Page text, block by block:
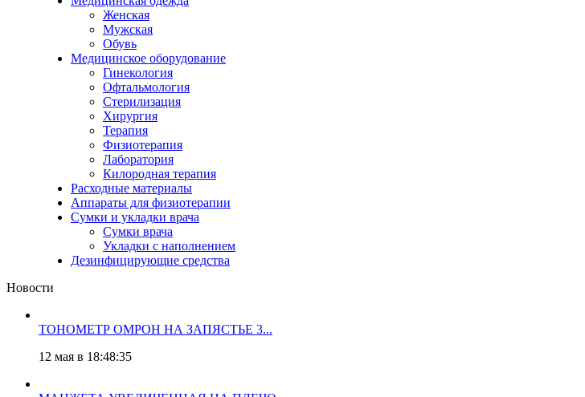
Женская
Мужская
Обувь
Медицинское оборудование
Гинекология
Офтальмология
Стерилизация
Хирургия
Терапия
Физиотерапия
Лаборатория
Килородная терапия
Расходные материалы
Аппараты для физиотерапии
Сумки и укладки врача
Сумки врача
Укладки с наполнением
Дезинфицирующие средства
Новости
ТОНОМЕТР ОМРОН НА ЗАПЯСТЬЕ 3...
12 мая в 18:48:35